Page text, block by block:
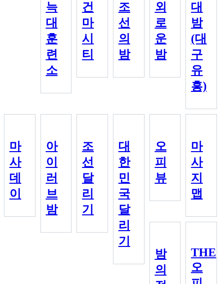
늑
대
훈
련
소
건
마
시
티
조
선
의
밤
외
로
운
밤
대
밤
(대
구
유
흥)
마
사
데
이
아
이
러
브
밤
조
선
달
리
기
대
한
민
국
달
리
기
오
피
뷰
마
사
지
맵
밤
의
THE
오